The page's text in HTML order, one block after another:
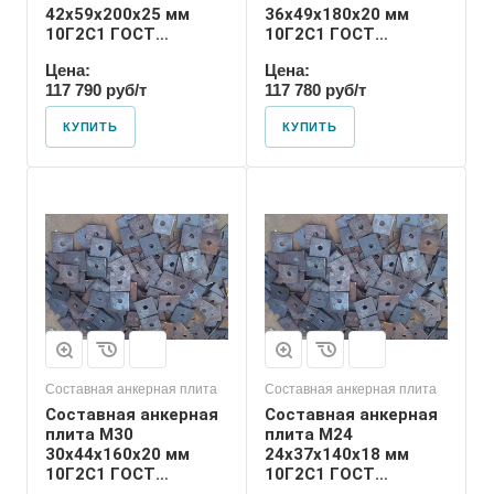
42х59х200х25 мм
10Г2С1 ГОСТ
Цена:
117 790 руб/т
КУПИТЬ
36х49х180х20 мм
10Г2С1 ГОСТ
Цена:
117 780 руб/т
КУПИТЬ
Составная анкерная плита
Составная анкерная
плита М30
30х44х160х20 мм
10Г2С1 ГОСТ
24
Номер диаметра
резьбы
М24
Размер резьбы
М24
Составная анкерная плита
Составная анкерная
плита М24
24х37х140х18 мм
10Г2С1 ГОСТ